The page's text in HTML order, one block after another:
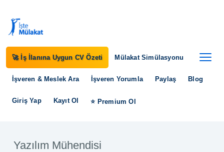
🚀 İş İlanına Uygun CV Özeti Mülakat Simülasyonu
İşveren & Meslek Ara İşveren Yorumla Paylaş Blog
Giriş Yap Kayıt Ol ⭐ Premium Ol
Yazılım Mühendisi